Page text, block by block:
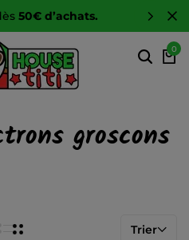
50€ d’achats.
0
groscons
Trier